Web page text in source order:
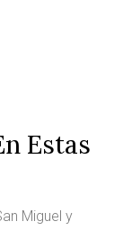
Estas
Miguel y